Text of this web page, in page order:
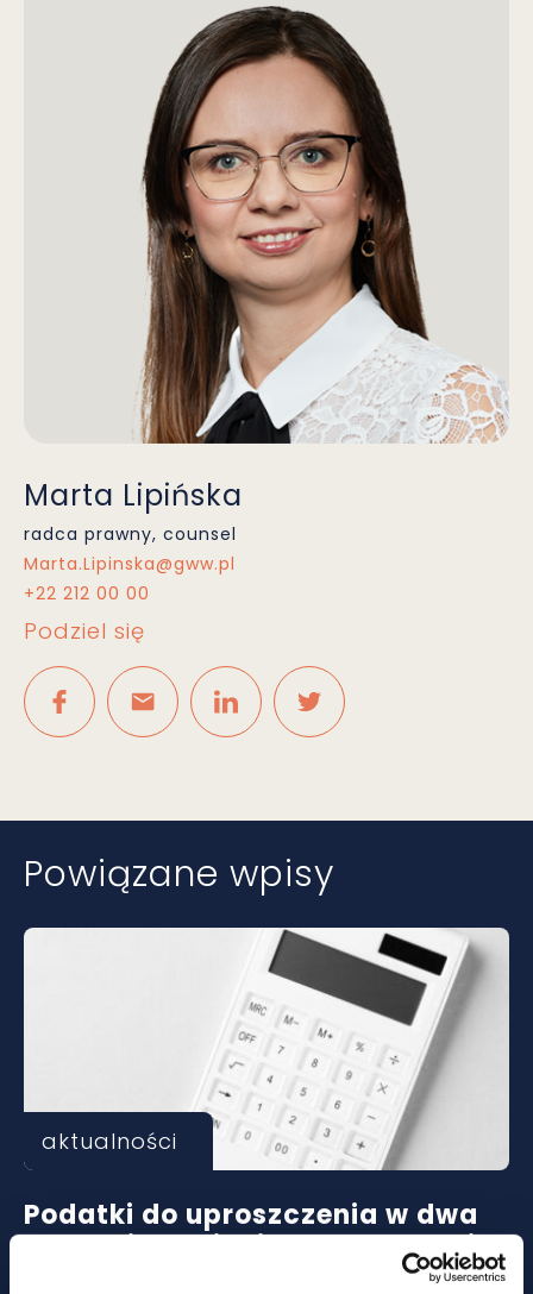
Marta Lipińska
radca prawny, counsel
Marta.Lipinska@gww.pl
+22 212 00 00
Podziel się
Powiązane wpisy
aktualności
Podatki do uproszczenia w dwa
lata. Wiemy, jakie są propozycje